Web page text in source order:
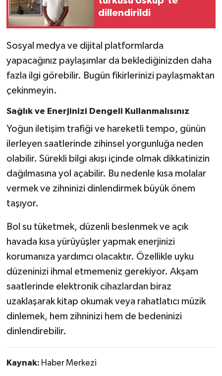
dillendirildi
Sosyal medya ve dijital platformlarda
yapacağınız paylaşımlar da beklediğinizden daha
fazla ilgi görebilir. Bugün fikirlerinizi paylaşmaktan
çekinmeyin.
Sağlık ve Enerjinizi Dengeli Kullanmalısınız
Yoğun iletişim trafiği ve hareketli tempo, günün
ilerleyen saatlerinde zihinsel yorgunluğa neden
olabilir. Sürekli bilgi akışı içinde olmak dikkatinizin
dağılmasına yol açabilir. Bu nedenle kısa molalar
vermek ve zihninizi dinlendirmek büyük önem
taşıyor.
Bol su tüketmek, düzenli beslenmek ve açık
havada kısa yürüyüşler yapmak enerjinizi
korumanıza yardımcı olacaktır. Özellikle uyku
düzeninizi ihmal etmemeniz gerekiyor. Akşam
saatlerinde elektronik cihazlardan biraz
uzaklaşarak kitap okumak veya rahatlatıcı müzik
dinlemek, hem zihninizi hem de bedeninizi
dinlendirebilir.
Kaynak: Haber Merkezi